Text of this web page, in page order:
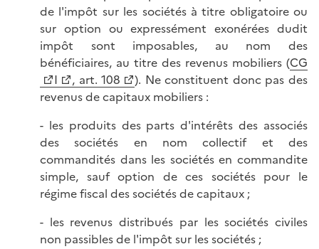
de l'impôt sur les sociétés à titre obligatoire ou
sur option ou expressément exonérées dudit
impôt sont imposables, au nom des
bénéficiaires, au titre des revenus mobiliers (CG
I
, art. 108
). Ne constituent donc pas des
revenus de capitaux mobiliers :
- les produits des parts d'intérêts des associés
des sociétés en nom collectif et des
commandités dans les sociétés en commandite
simple, sauf option de ces sociétés pour le
régime fiscal des sociétés de capitaux ;
- les revenus distribués par les sociétés civiles
non passibles de l'impôt sur les sociétés ;